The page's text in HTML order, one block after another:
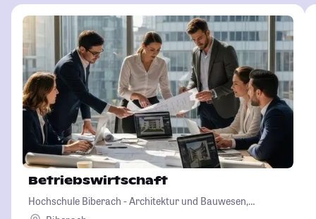
Betriebswirtschaft
Hochschule Biberach - Architektur und Bauwesen,
Betriebswirtschaft und Biotechnologie